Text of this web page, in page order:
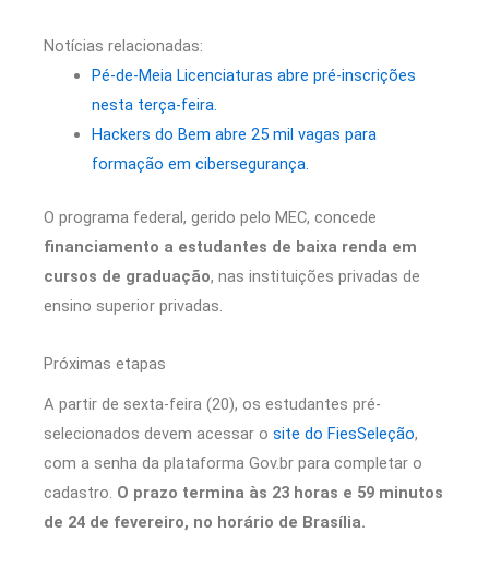
Notícias relacionadas:
Pé-de-Meia Licenciaturas abre pré-inscrições
nesta terça-feira.
Hackers do Bem abre 25 mil vagas para
formação em cibersegurança.
O programa federal, gerido pelo MEC, concede
financiamento a estudantes de baixa renda em
cursos de graduação, nas instituições privadas de
ensino superior privadas.
Próximas etapas
A partir de sexta-feira (20), os estudantes pré-
selecionados devem acessar o site do FiesSeleção,
com a senha da plataforma Gov.br para completar o
cadastro. O prazo termina às 23 horas e 59 minutos
de 24 de fevereiro, no horário de Brasília.